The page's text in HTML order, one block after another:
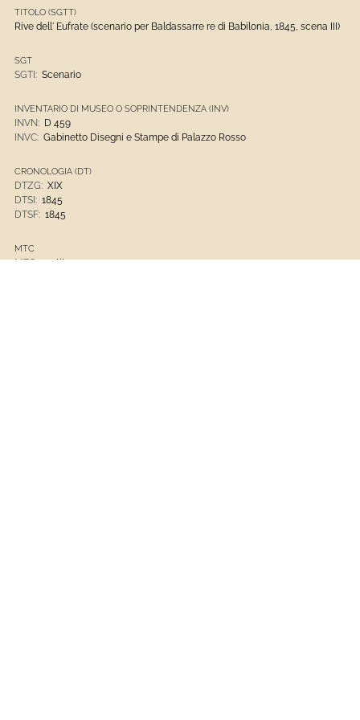
TITOLO (SGTT)
Rive dell' Eufrate (scenario per Baldassarre re di Babilonia, 1845, scena III)
SGT
SGTI: Scenario
INVENTARIO DI MUSEO O SOPRINTENDENZA (INV)
INVN: D 459
INVC: Gabinetto Disegni e Stampe di Palazzo Rosso
CRONOLOGIA (DT)
DTZG: XIX
DTSI: 1845
DTSF: 1845
MTC
MTC: matita nera